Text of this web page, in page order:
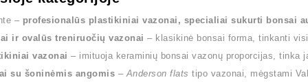
– profesionalūs plastikiniai vazonai, specialiai sukurti bonsai
ir ovalūs treniruočių vazonai – klasikinė bonsai forma, tinkanti
vazonai – imituoja keraminių bonsai vazonų proporcijas, tinka
su šoninėmis angomis –Anderson flats tipo vazonai, mėgstami